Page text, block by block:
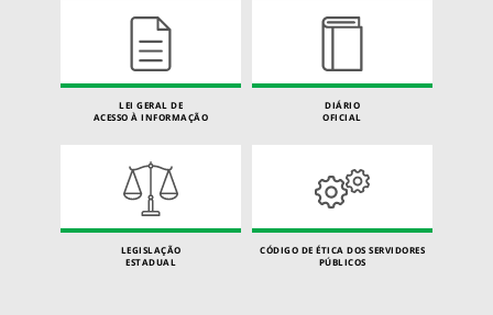
LEI GERAL DE
ACESSO À INFORMAÇÃO
DIÁRIO
OFICIAL
LEGISLAÇÃO
ESTADUAL
CÓDIGO DE ÉTICA DOS SERVIDORES
PÚBLICOS